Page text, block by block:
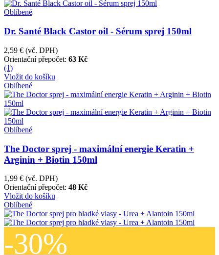
Oblíbené
Dr. Santé Black Castor oil - Sérum sprej 150ml
2,59 € (vč. DPH)
Orientační přepočet: 63 Kč
(1)
Vložit do košíku
Oblíbené
Oblíbené
The Doctor sprej - maximální energie Keratin +
Arginin + Biotin 150ml
1,99 € (vč. DPH)
Orientační přepočet: 48 Kč
Vložit do košíku
Oblíbené
-30%